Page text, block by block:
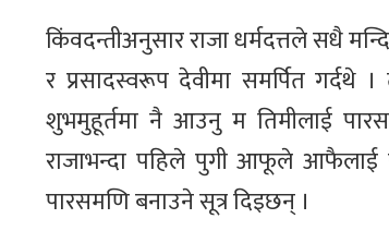
किंवदन्तीअनुसार राजा धर्मदत्तले सधै
र प्रसादस्वरूप देवीमा समर्पित गर्दथे
शुभमुहूर्तमा नै आउनु म तिमीलाई
राजाभन्दा पहिले पुगी आफूले आफैलाई
पारसमणि बनाउने सूत्र दिइछन् ।